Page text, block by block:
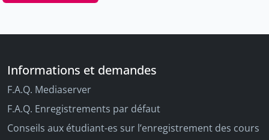
Informations et demandes
F.A.Q. Mediaserver
F.A.Q. Enregistrements par défaut
Conseils aux étudiant-es sur l’enregistrement des cours